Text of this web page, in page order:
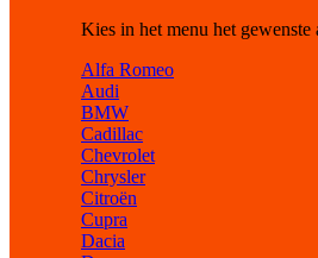
Kies in het menu het
Alfa Romeo
Audi
BMW
Cadillac
Chevrolet
Chrysler
Citroën
Cupra
Dacia